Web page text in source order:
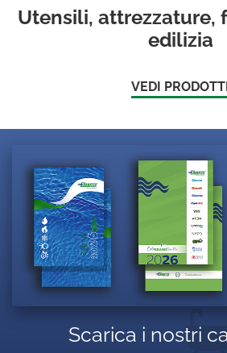
Utensili, attrezzature,
edilizia
VEDI
Scarica i nostri